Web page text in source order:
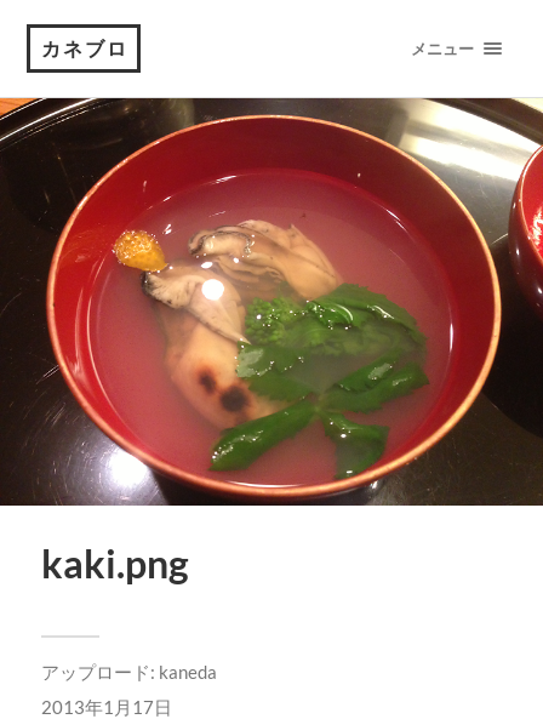
カネブロ メニュー
kaki.png
アップロード: kaneda
2013年1月17日